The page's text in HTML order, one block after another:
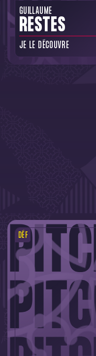
GUILLAUME
RESTES
JE LE DÉCOUVRE
DÉF